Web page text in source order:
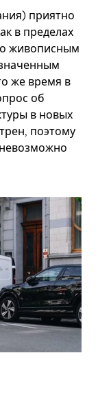
приятно
в пределах
живописным
же время в
об
в новых
поэтому